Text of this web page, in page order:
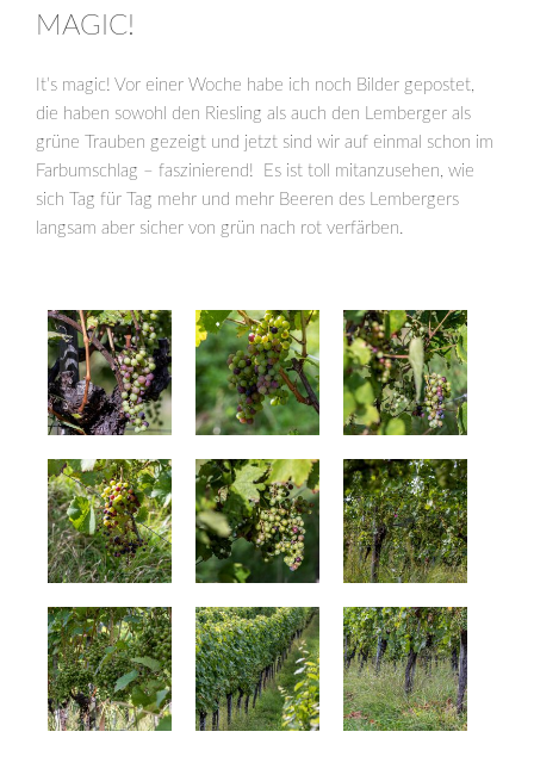
AM
MAGIC!
It’s magic! Vor einer Woche habe ich noch Bilder gepostet,
die haben sowohl den Riesling als auch den Lemberger als
grüne Trauben gezeigt und jetzt sind wir auf einmal schon im
Farbumschlag – faszinierend! Es ist toll mitanzusehen, wie
sich Tag für Tag mehr und mehr Beeren des Lembergers
langsam aber sicher von grün nach rot verfärben.